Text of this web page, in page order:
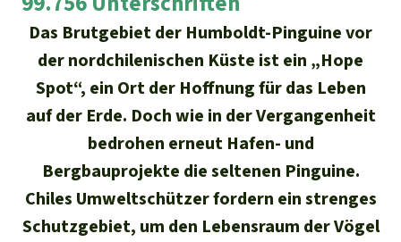
Newsletter­anmeldung
Schutzgebiete
Palmöl
Biokraftstoff
Tropenholz
03/2025
02/2025
01/2025
Der Verein
40 Jahre Vereins­geschichte
Häufige Fragen
Jahresberichte
Stiftung
Medien
Presse
Presse-Echo
Widget einbinden
Banner einbinden
Suche
Deutsch
English
Español
Français
Regenwald e. V.
DE114306 096720250541 00
GENODEM1GLS
GLS Bank
IBAN kopieren
Spenden für ein Thema
Tierschutz
Spenden für eine Region
Das Brutgebiet der Humboldt-Pinguine vor
der nordchilenischen Küste ist ein „Hope
Spot“, ein Ort der Hoffnung für das Leben
auf der Erde. Doch wie in der Vergangenheit
bedrohen erneut Hafen- und
Bergbauprojekte die seltenen Pinguine.
Chiles Umweltschützer fordern ein strenges
Schutzgebiet, um den Lebensraum der Vögel